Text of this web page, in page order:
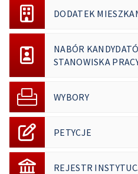
DODATEK
NABÓR
STANOWISKA
WYBORY
PETYCJE
REJESTR